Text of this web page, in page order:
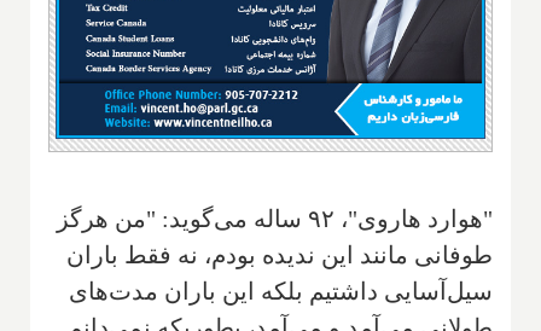
"هوارد هاروی"، ۹۲ ساله می‌گوید: "من هرگز
طوفانی مانند این ندیده بودم، نه فقط باران
سیل‌آسایی داشتیم بلکه این باران مدت‌های